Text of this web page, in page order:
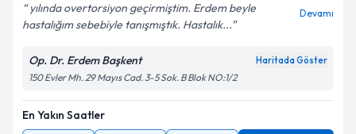
yılında overtorsiyon geçirmiştim. Erdem beyle
hastalığım sebebiyle tanışmıştık. Hastalık...
Devamı
Op. Dr. Erdem Başkent Haritada Göster
150 Evler Mh. 29 Mayıs Cad. 3-5 Sok. B Blok NO:1/2
En Yakın Saatler